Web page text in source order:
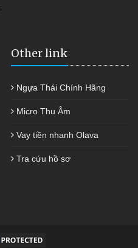
Other link
Ngựa Thái Chính Hãng
Micro Thu Âm
Vay tiền nhanh Olava
Tra cứu hồ sơ